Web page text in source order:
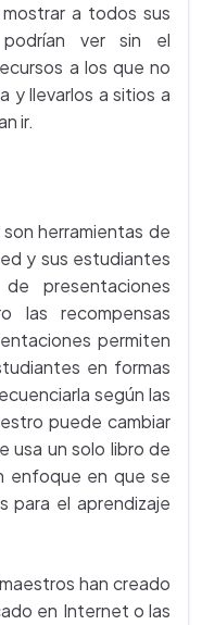
a todos sus
ver sin el
a los que no
y llevarlos a sitios a
ir.
herramientas de
y sus estudiantes
presentaciones
las recompensas
permiten
en formas
según las
puede cambiar
usa un solo libro de
enfoque en que se
para el aprendizaje
han creado
en Internet o las